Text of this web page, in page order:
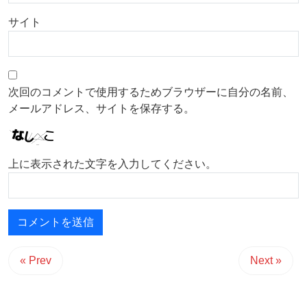
サイト
次回のコメントで使用するためブラウザーに自分の名前、
メールアドレス、サイトを保存する。
上に表示された文字を入力してください。
« Prev Next »